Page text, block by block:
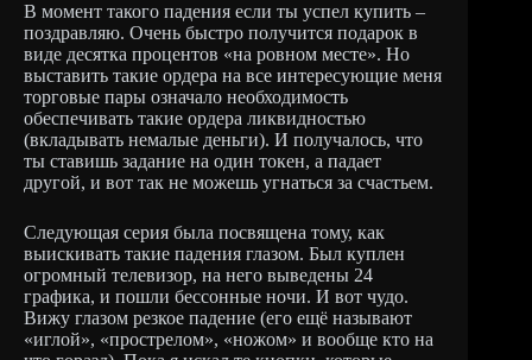
В момент такого падения если ты успел купить –
поздравляю. Очень быстро получится подарок в
виде десятка процентов «на ровном месте». Но
выставить такие ордера на все интересующие меня
торговые пары означало необходимость
обеспечивать такие ордера ликвидностью
(вкладывать немалые деньги). И получалось, что
ты ставишь задание на один токен, а падает
другой, и вот так не можешь угнаться за счастьем.
Следующая серия была посвящена тому, как
выискивать такие падения глазом. Был куплен
огромный телевизор, на него выведены 24
графика, и пошли бессонные ночи. И вот чудо.
Вижу глазом резкое падение (его ещё называют
«иглой», «прострелом», «ножом» и вообще кто на